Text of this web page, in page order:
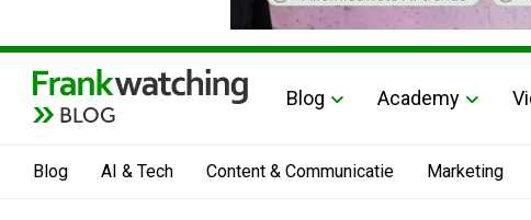
BLOG
Blog Academy
Blog AI & Tech Content & Communicatie Marketing